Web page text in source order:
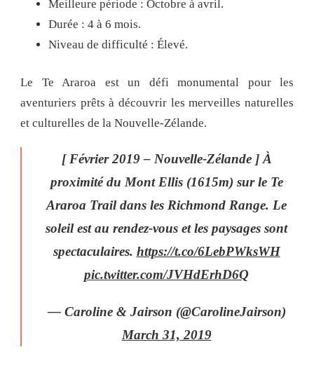
Meilleure période : Octobre à avril.
Durée : 4 à 6 mois.
Niveau de difficulté : Élevé.
Le Te Araroa est un défi monumental pour les
aventuriers prêts à découvrir les merveilles naturelles
et culturelles de la Nouvelle-Zélande.
[ Février 2019 – Nouvelle-Zélande ] À
proximité du Mont Ellis (1615m) sur le Te
Araroa Trail dans les Richmond Range. Le
soleil est au rendez-vous et les paysages sont
spectaculaires. https://t.co/6LebPWksWH
pic.twitter.com/JVHdErhD6Q
— Caroline & Jairson (@CarolineJairson)
March 31, 2019